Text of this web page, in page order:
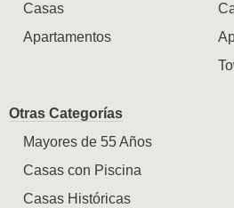
Casas
Apartamentos
Otras Categorías
Mayores de 55 Años
Casas con Piscina
Casas Históricas